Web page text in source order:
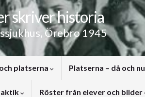
skriver historia
Örebro 1945
platserna Platserna – då och nu
Röster från elever och bilder